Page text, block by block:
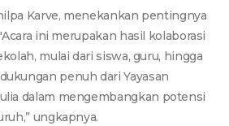
Karve, menekankan pentingnya
ini merupakan hasil kolaborasi
mulai dari siswa, guru, hingga
penuh dari Yayasan
dalam mengembangkan potensi
ungkapnya.